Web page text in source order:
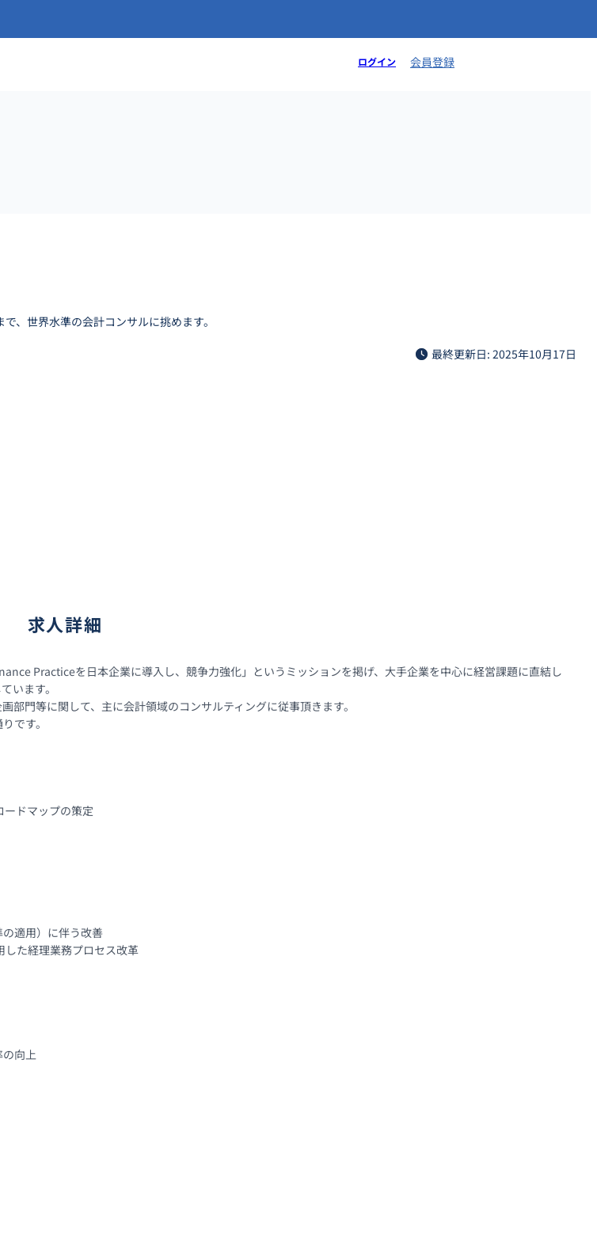
ログイン 会員登録
、世界水準の会計コンサルに挑めます。
最終更新日: 2025年10月17日
求人詳細
Practiceを日本企業に導入し、競争力強化」というミッションを掲げ、大手企業を中心に経営課題に直結し
います。
部門等に関して、主に会計領域のコンサルティングに従事頂きます。
です。
ードマップの策定
適用）に伴う改善
した経理業務プロセス改革
向上